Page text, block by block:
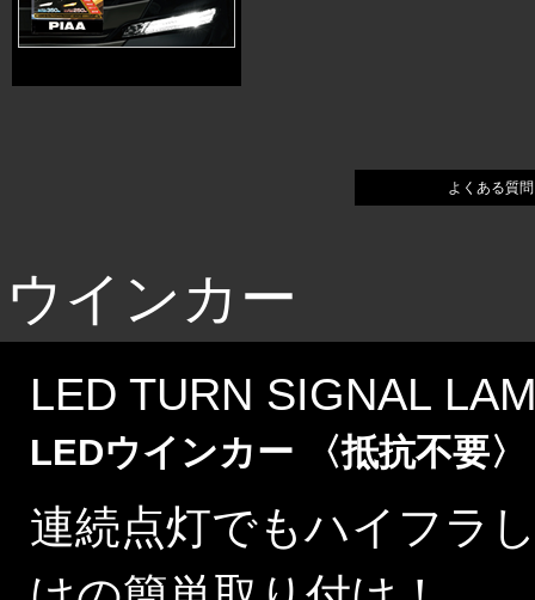
よくある質
ウインカー
LED TURN SIGNAL
LEDウインカー 〈抵抗不要〉
連続点灯でもハイフラ